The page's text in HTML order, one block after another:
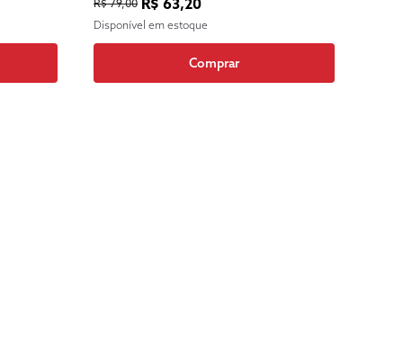
R$ 79,00 R$ 63,20
Disponível em estoque
Comprar